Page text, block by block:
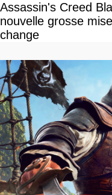
Assassin's Creed
nouvelle grosse
change